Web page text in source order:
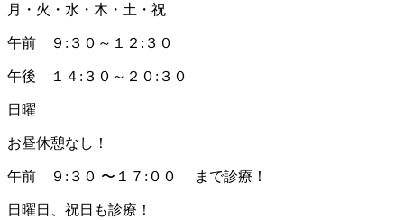
月・火・水・木・土・祝
午前 ９:３０～１２:３０
午後 １４:３０～２０:３０
日曜
お昼休憩なし！
午前 ９:３０ 〜１７:００ まで診療！
日曜日、祝日も診療！